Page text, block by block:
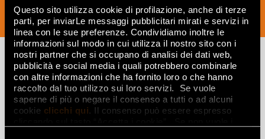
Questo sito utilizza cookie di profilazione, anche di terze
parti, per inviarLe messaggi pubblicitari mirati e servizi in
linea con le sue preferenze. Condividiamo inoltre le
informazioni sul modo in cui utilizza il nostro sito con i
nostri partner che si occupano di analisi dei dati web,
pubblicità e social media i quali potrebbero combinarle
con altre informazioni che ha fornito loro o che hanno
raccolto dal tuo utilizzo sui loro servizi. Se vuole
saperne di più o negare il consenso a tutti o ad alcuni
cookie clicchi qui. Il consenso può essere espresso
SUBSCRIBE NOW
Lasciati
ispirare
da ambienti